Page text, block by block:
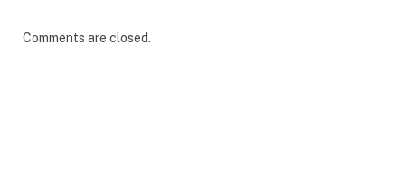
Comments are closed.